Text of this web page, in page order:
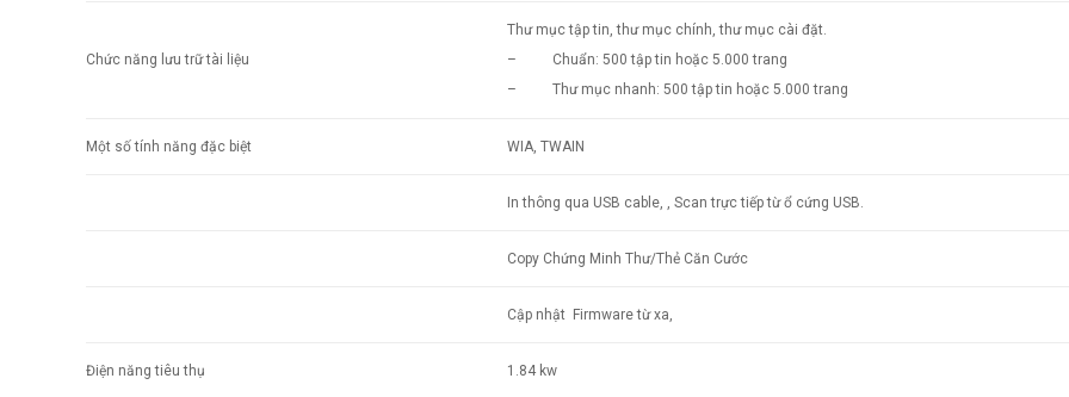
Chức năng lưu trữ tài liệu
Thư mục tập tin, thư mục chính, thư mục cài đặt.
– Chuẩn: 500 tập tin hoặc 5.000 trang
– Thư mục nhanh: 500 tập tin hoặc 5.000 trang
Một số tính năng đặc biệt WIA, TWAIN
In thông qua USB cable, , Scan trực tiếp từ ổ cứng USB.
Copy Chứng Minh Thư/Thẻ Căn Cước
Cập nhật Firmware từ xa,
Điện năng tiêu thụ 1.84 kw